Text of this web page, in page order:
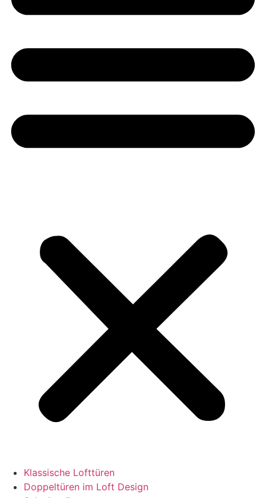
Klassische Lofttüren
Doppeltüren im Loft Design